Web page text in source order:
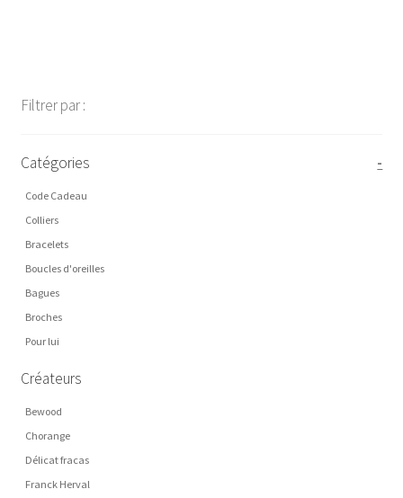
Filtrer par :
Catégories -
Code Cadeau
Colliers
Bracelets
Boucles d'oreilles
Bagues
Broches
Pour lui
Créateurs
Bewood
Chorange
Délicat fracas
Franck Herval